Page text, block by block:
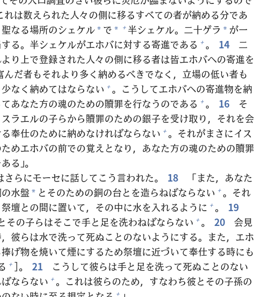
れは数えられた人々の側に移るすべての者が納める分であ
聖なる場所のシェケル* で * + 半シェケル。 二十ゲラ * が一
する。 半シェケルがエホバに対する寄進である + 。 14
二
り上で登録された人々の側に移る者は皆エホバへの寄進を
んだ者もそれより多く 納めるべきでなく， 立場の低い者も
少なく 納めてはならない + 。こうしてエホバへの寄進物を納
あなた方の魂のための贖罪を行なうのである + 。 16
そ
ラエルの子らから贖罪のための銀子を受け取り，それを会
奉仕のために納めなければならない + 。それがまさにイス
めエホバの前での覚えとなり，あなた方の魂のための贖罪
る」。
さらにモーセに話してこう言われた。 18
「また，あなた
の水盤 * とそのための銅の台とを造らねばならない + 。それ
祭壇との間に置いて，その中に水を入れるように + 。
19
その子らはそこで手と足を洗わねばならない + 。 20 会見
， 彼らは水で洗って死ぬことのないようにする。また，エホ
捧げ物を焼いて煙にするため祭壇に近づいて奉仕する時にも
+ ]。 21 こうして彼らは手と足を洗って死ぬことのない
ならない + 。これは彼らのため，すなわち彼とその子孫の
+